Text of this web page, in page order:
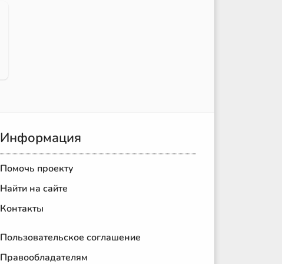
Информация
Помочь проекту
Найти на сайте
Контакты
Пользовательское соглашение
Правообладателям